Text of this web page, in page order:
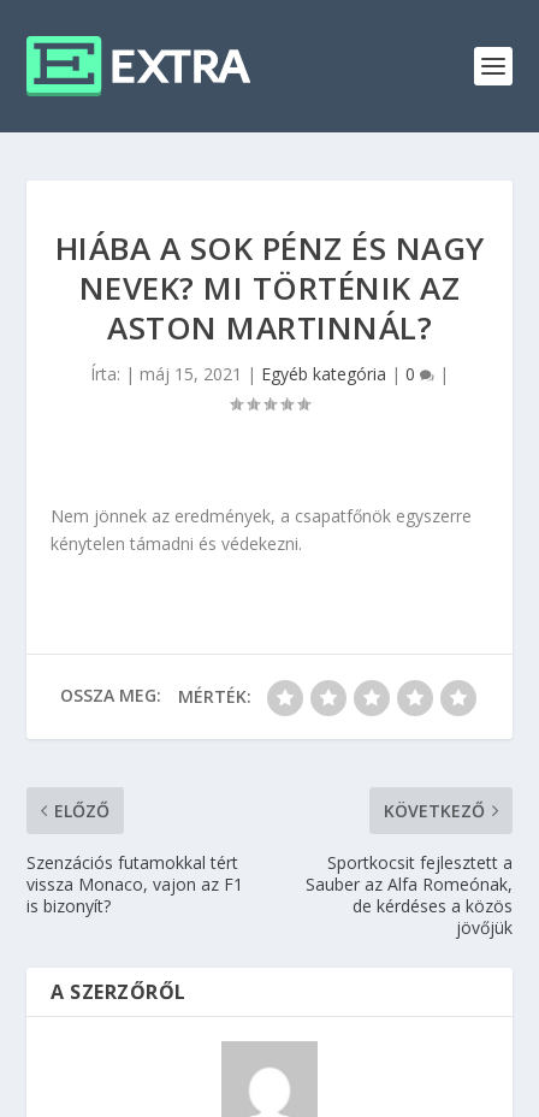
HIÁBA A SOK PÉNZ ÉS NAGY
NEVEK? MI TÖRTÉNIK AZ
ASTON MARTINNÁL?
Írta: | máj 15, 2021 | Egyéb kategória | 0 |
Nem jönnek az eredmények, a csapatfőnök egyszerre
kénytelen támadni és védekezni.
OSSZA MEG: MÉRTÉK:
ELŐZŐ
Szenzációs futamokkal tért
vissza Monaco, vajon az F1
is bizonyít?
KÖVETKEZŐ
Sportkocsit fejlesztett a
Sauber az Alfa Romeónak,
de kérdéses a közös
jövőjük
A SZERZŐRŐL